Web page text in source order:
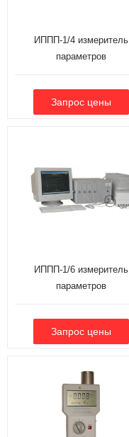
ИППП-1/4 измеритель
параметров
ИППП-1/6 измеритель
параметров